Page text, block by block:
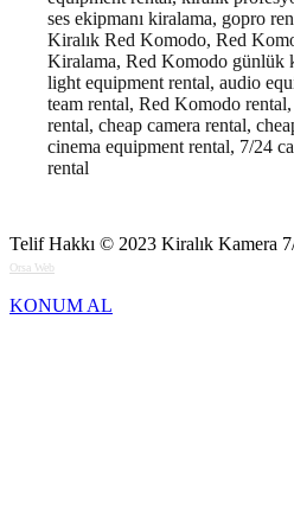
ses ekipmanı kiralama, gopro
Kiralık Red Komodo, Red
Kiralama, Red Komodo günlük
light equipment rental, audio
team rental, Red Komodo
rental, cheap camera rental,
cinema equipment rental, 7/24
rental
Telif Hakkı © 2023 Kiralık Kamera
Orsa Web
KONUM AL